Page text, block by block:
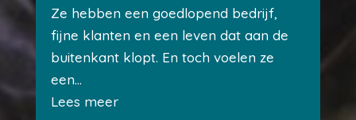
Ze hebben een goedlopend bedrijf,
fijne klanten en een leven dat aan de
buitenkant klopt. En toch voelen ze
een...
Lees meer